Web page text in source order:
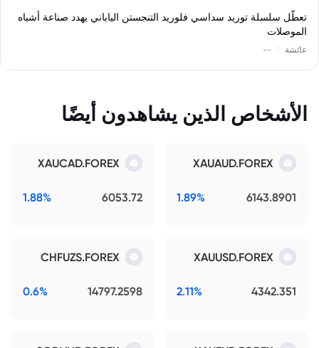
تعطّل سلسلة توريد سداسي فلوريد التنجستن الياباني يهدد صناعة أشباه
الموصلات
عائشة --
الأشخاص الذين يشاهدون أيضًا
XAUAUD.FOREX
6143.8901
1.89%
XAUCAD.FOREX
6053.72
1.88%
XAUUSD.FOREX
4342.351
2.11%
CHFUZS.FOREX
14797.2598
0.6%